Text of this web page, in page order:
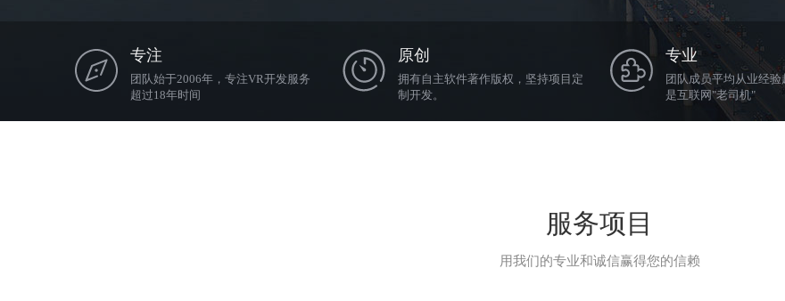
专注
团队始于2006年，专注VR开发服务
超过18年时间
原创
拥有自主软件著作版权，坚持项目定
制开发。
专业
团队成员平均从业经
是互联网"老司机"
服务项目
用我们的专业和诚信赢得您的信赖